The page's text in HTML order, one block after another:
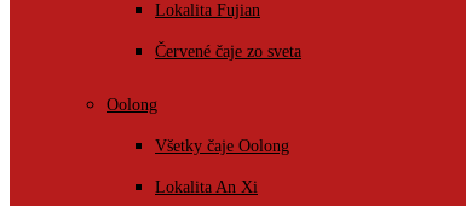
Lokalita Fujian
Červené čaje zo sveta
Oolong
Všetky čaje Oolong
Lokalita An Xi